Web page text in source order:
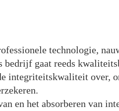
technologie,
gaat reeds
integriteitskwaliteit over,
en het absorberen van